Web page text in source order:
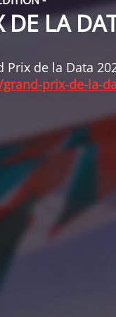
DE LA
de la Data
prix-de-la-